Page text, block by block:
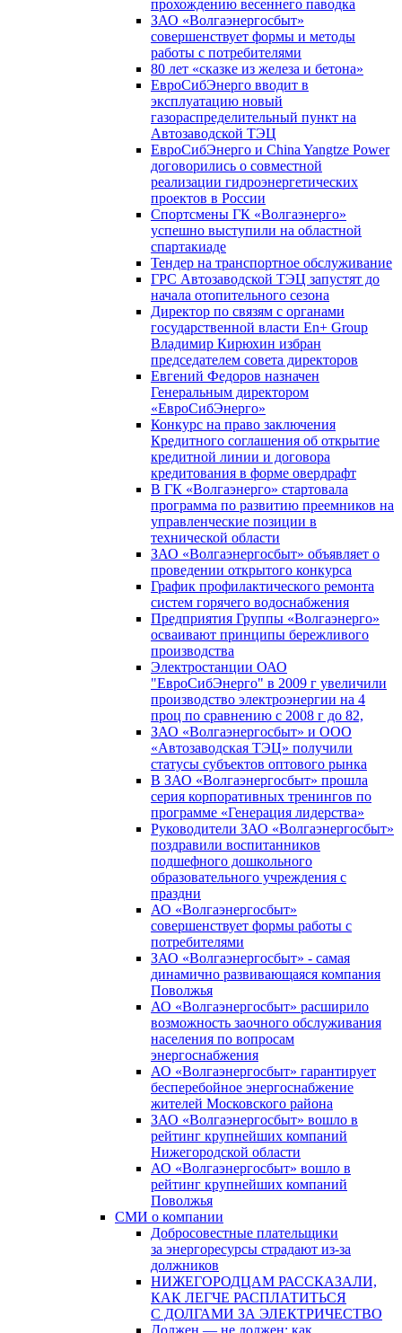
прохождению весеннего паводка
ЗАО «Волгаэнергосбыт»
совершенствует формы и методы
работы с потребителями
80 лет «сказке из железа и бетона»
ЕвроСибЭнерго вводит в
эксплуатацию новый
газораспределительный пункт на
Автозаводской ТЭЦ
ЕвроСибЭнерго и China Yangtze Power
договорились о совместной
реализации гидроэнергетических
проектов в России
Спортсмены ГК «Волгаэнерго»
успешно выступили на областной
спартакиаде
Тендер на транспортное обслуживание
ГРС Автозаводской ТЭЦ запустят до
начала отопительного сезона
Директор по связям с органами
государственной власти En+ Group
Владимир Кирюхин избран
председателем совета директоров
Евгений Федоров назначен
Генеральным директором
«ЕвроСибЭнерго»
Конкурс на право заключения
Кредитного соглашения об открытие
кредитной линии и договора
кредитования в форме овердрафт
В ГК «Волгаэнерго» стартовала
программа по развитию преемников на
управленческие позиции в
технической области
ЗАО «Волгаэнергосбыт» объявляет о
проведении открытого конкурса
График профилактического ремонта
систем горячего водоснабжения
Предприятия Группы «Волгаэнерго»
осваивают принципы бережливого
производства
Электростанции ОАО
"ЕвроСибЭнерго" в 2009 г увеличили
производство электроэнергии на 4
проц по сравнению с 2008 г до 82,
ЗАО «Волгаэнергосбыт» и ООО
«Автозаводская ТЭЦ» получили
статусы субъектов оптового рынка
В ЗАО «Волгаэнергосбыт» прошла
серия корпоративных тренингов по
программе «Генерация лидерства»
Руководители ЗАО «Волгаэнергосбыт»
поздравили воспитанников
подшефного дошкольного
образовательного учреждения с
праздни
АО «Волгаэнергосбыт»
совершенствует формы работы с
потребителями
ЗАО «Волгаэнергосбыт» - самая
динамично развивающаяся компания
Поволжья
АО «Волгаэнергосбыт» расширило
возможность заочного обслуживания
населения по вопросам
энергоснабжения
АО «Волгаэнергосбыт» гарантирует
бесперебойное энергоснабжение
жителей Московского района
ЗАО «Волгаэнергосбыт» вошло в
рейтинг крупнейших компаний
Нижегородской области
АО «Волгаэнергосбыт» вошло в
рейтинг крупнейших компаний
Поволжья
СМИ о компании
Добросовестные плательщики
за энергоресурсы страдают из-за
должников
НИЖЕГОРОДЦАМ РАССКАЗАЛИ,
КАК ЛЕГЧЕ РАСПЛАТИТЬСЯ
С ДОЛГАМИ ЗА ЭЛЕКТРИЧЕСТВО